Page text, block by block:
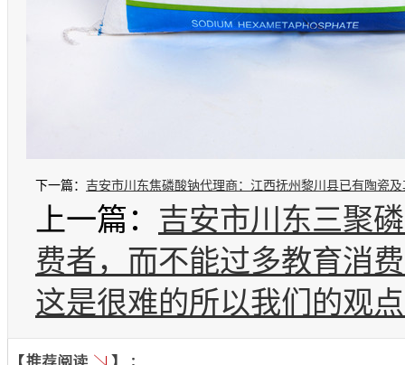
下一篇： 吉安市川东焦磷酸钠代理商：江西抚州黎川县已有陶瓷
家和地区
上一篇： 吉安市川东三聚
费者，而不能过多教育消
这是很难的所以我们的观